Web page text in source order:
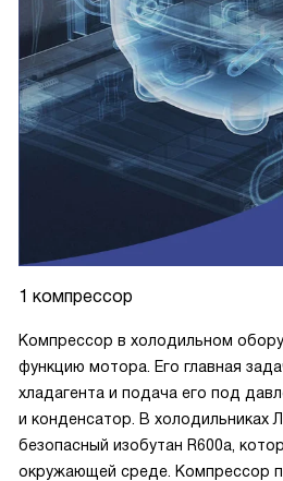
1 компрессор
Компрессор в холодильном
функцию мотора. Его главная
хладагента и подача его под
и конденсатор. В холодильниках
безопасный изобутан R600a,
окружающей среде. Компрессор